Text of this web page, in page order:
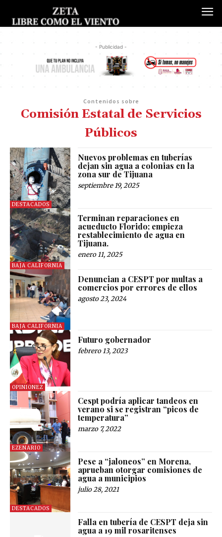
- Publicidad -
Contenidos sobre
Comisión Estatal de Servicios
Públicos
DESTACADOS
Nuevos problemas en tuberías
dejan sin agua a colonias en la
zona sur de Tijuana
septiembre 19, 2025
BAJA CALIFORNIA
Terminan reparaciones en
acueducto Florido; empieza
restablecimiento de agua en
Tijuana.
enero 11, 2025
BAJA CALIFORNIA
Denuncian a CESPT por multas a
comercios por errores de ellos
agosto 23, 2024
OPINIONEZ
Futuro gobernador
febrero 13, 2023
EZENARIO
Cespt podría aplicar tandeos en
verano si se registran “picos de
temperatura”
marzo 7, 2022
DESTACADOS
Pese a “jaloneos” en Morena,
aprueban otorgar comisiones de
agua a municipios
julio 28, 2021
Falla en tubería de CESPT deja sin
agua a 19 mil rosaritenses